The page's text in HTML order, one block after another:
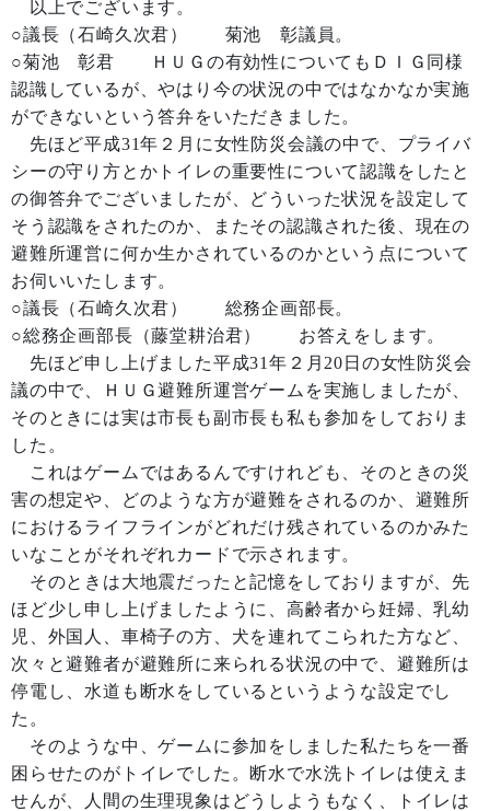
以上でございます。
○議長（石崎久次君） 菊池 彰議員。
○菊池 彰君 ＨＵＧの有効性についてもＤＩＧ同様
認識しているが、やはり今の状況の中ではなかなか実施
ができないという答弁をいただきました。
先ほど平成31年２月に女性防災会議の中で、プライバ
シーの守り方とかトイレの重要性について認識をしたと
の御答弁でございましたが、どういった状況を設定して
そう認識をされたのか、またその認識された後、現在の
避難所運営に何か生かされているのかという点について
お伺いいたします。
○議長（石崎久次君） 総務企画部長。
○総務企画部長（藤堂耕治君） お答えをします。
先ほど申し上げました平成31年２月20日の女性防災会
議の中で、ＨＵＧ避難所運営ゲームを実施しましたが、
そのときには実は市長も副市長も私も参加をしておりま
した。
これはゲームではあるんですけれども、そのときの災
害の想定や、どのような方が避難をされるのか、避難所
におけるライフラインがどれだけ残されているのかみた
いなことがそれぞれカードで示されます。
そのときは大地震だったと記憶をしておりますが、先
ほど少し申し上げましたように、高齢者から妊婦、乳幼
児、外国人、車椅子の方、犬を連れてこられた方など、
次々と避難者が避難所に来られる状況の中で、避難所は
停電し、水道も断水をしているというような設定でし
た。
そのような中、ゲームに参加をしました私たちを一番
困らせたのがトイレでした。断水で水洗トイレは使えま
せんが、人間の生理現象はどうしようもなく、トイレは